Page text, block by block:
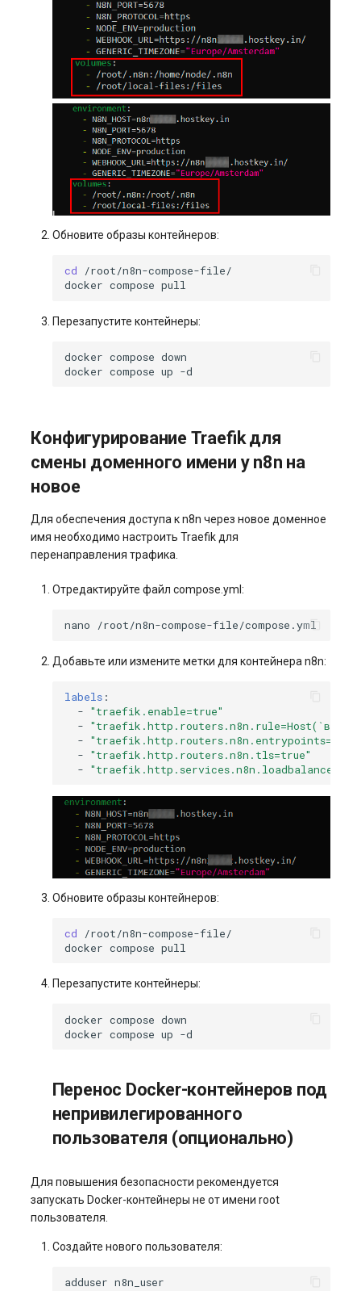
Обновите образы контейнеров:
cd
docker compose
Перезапустите контейнеры:
docker compose
docker compose up
Конфигурирование Traefik для
смены доменного имени у n8n на
новое
Для обеспечения доступа к n8n через новое доменное
имя необходимо настроить Traefik для
перенаправления трафика.
Отредактируйте файл compose.yml:
nano
Добавьте или измените метки для контейнера n8n:
labels :
- "traefik.enable=true"
- "traefik.http.routers.n8n.rule=Host(`ваш-
-
- "traefik.http.routers.n8n.tls=true"
-
Обновите образы контейнеров:
cd
docker compose
Перезапустите контейнеры:
docker compose
docker compose up
Перенос Docker-контейнеров под
непривилегированного
пользователя (опционально)
Для повышения безопасности рекомендуется
запускать Docker-контейнеры не от имени root
пользователя.
Создайте нового пользователя:
adduser